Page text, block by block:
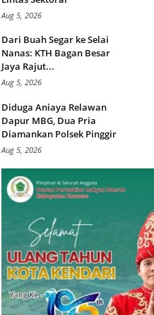
Aug 5, 2026
Dari Buah Segar ke Selai
Nanas: KTH Bagan Besar
Jaya Rajut...
Aug 5, 2026
Diduga Aniaya Relawan
Dapur MBG, Dua Pria
Diamankan Polsek Pinggir
Aug 5, 2026